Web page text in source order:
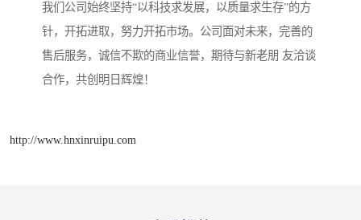
我们公司始终坚持“以科技求发展，以质量求生存”的方
针，开拓进取，努力开拓市场。公司面对未来，完善的
售后服务，诚信不欺的商业信誉，期待与新老朋 友洽谈
合作，共创明日辉煌！
http://www.hnxinruipu.com